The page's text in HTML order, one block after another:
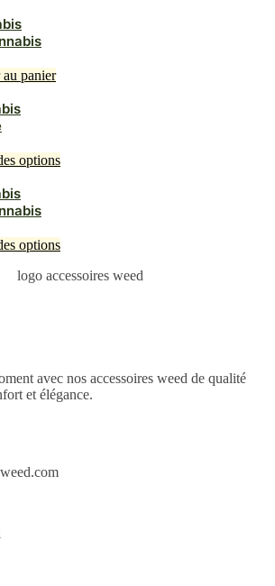
panier
optionsCe
Les
options
peuvent
produit
optionsCe
a
être
choisies
sur
avec nos accessoires weed de qualité
et élégance.